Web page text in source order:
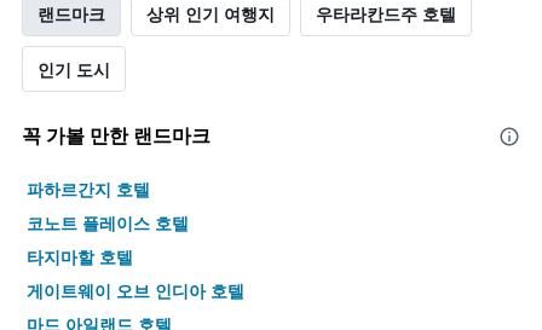
랜드마크 상위 인기 여행지 우타라칸드주 호텔
인기 도시
꼭 가볼 만한 랜드마크
파하르간지 호텔
코노트 플레이스 호텔
타지마할 호텔
게이트웨이 오브 인디아 호텔
마드 아일랜드 호텔